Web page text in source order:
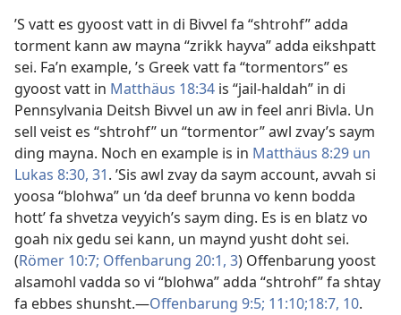
’S vatt es gyoost vatt in di Bivvel fa “shtrohf” adda
torment kann aw mayna “zrikk hayva” adda eikshpatt
sei. Fa’n example, ’s Greek vatt fa “tormentors” es
gyoost vatt in Matthäus 18:34 is “jail-haldah” in di
Pennsylvania Deitsh Bivvel un aw in feel anri Bivla. Un
sell veist es “shtrohf” un “tormentor” awl zvay’s saym
ding mayna. Noch en example is in Matthäus 8:29 un
Lukas 8:30, 31. ’Sis awl zvay da saym account, avvah si
yoosa “blohwa” un ‘da deef brunna vo kenn bodda
hott’ fa shvetza veyyich’s saym ding. Es is en blatz vo
goah nix gedu sei kann, un maynd yusht doht sei.
(Römer 10:7; Offenbarung 20:1, 3) Offenbarung yoost
alsamohl vadda so vi “blohwa” adda “shtrohf” fa shtay
fa ebbes shunsht.​—Offenbarung 9:5; 11:10;18:7, 10.